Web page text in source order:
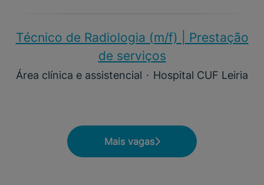
Técnico de Radiologia (m/f) | Prestação
de serviços
Área clínica e assistencial · Hospital CUF Leiria
Mais vagas